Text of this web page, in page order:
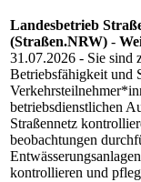
Landesbetrieb
(Straßen.NRW) -
31.07.2026 - Sie sind
Betriebsfähigkeit und
betriebsdienstlichen
Straßennetz
beobachtungen
kontrollieren und